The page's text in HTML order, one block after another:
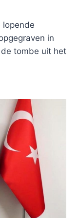
lopende
in
tombe uit het